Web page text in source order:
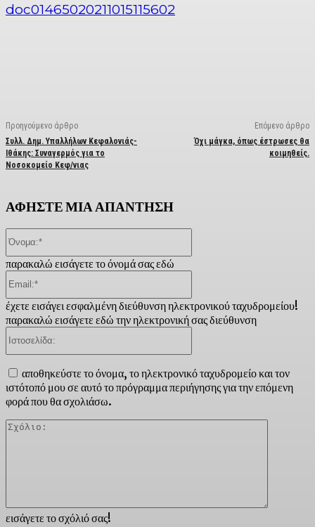
doc01465020211015115602
Προηγούμενο άρθρο
Συλλ. Δημ. Υπαλλήλων Κεφαλονιάς-
Ιθάκης: Συναγερμός για το
Νοσοκομείο Κεφ/νιας
Επόμενο άρθρο
Όχι μάγκα, όπως έστρωσες θα
κοιμηθείς.
ΑΦΗΣΤΕ ΜΙΑ ΑΠΑΝΤΗΣΗ
εισάγετε το σχόλιό σας!
παρακαλώ εισάγετε το όνομά σας εδώ
έχετε εισάγει εσφαλμένη διεύθυνση ηλεκτρονικού ταχυδρομείου!
παρακαλώ εισάγετε εδώ την ηλεκτρονική σας διεύθυνση
αποθηκεύστε το όνομα, το ηλεκτρονικό ταχυδρομείο και τον
ιστότοπό μου σε αυτό το πρόγραμμα περιήγησης για την επόμενη
φορά που θα σχολιάσω.